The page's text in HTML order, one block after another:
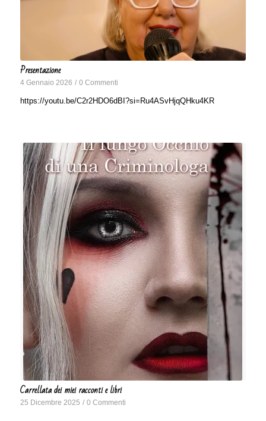
Presentazione
4 Gennaio 2026 / 0 Commenti
https://youtu.be/C2r2HDO6dBI?si=Ru4ASvHjqQHku4KR
Carrellata dei miei racconti e libri
25 Dicembre 2025 / 0 Commenti